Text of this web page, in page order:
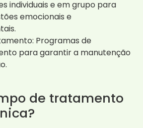
individuais e em grupo para
emocionais e
Programas de
para garantir a manutenção
de tratamento